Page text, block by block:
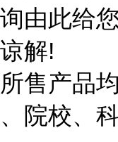
由此给
解!
售产品
院校、